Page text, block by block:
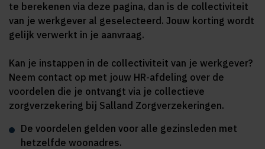
te berekenen via deze pagina, dan is de collectiviteit
van je werkgever al geselecteerd. Jouw korting wordt
gelijk verwerkt in je aanvraag.
Kan je instappen in de collectiviteit van je werkgever?
Neem contact op met jouw HR-afdeling over de
voordelen die je ontvangt via je collectieve
zorgverzekering bij Salland Zorgverzekeringen.
De voordelen gelden voor alle gezinsleden met
hetzelfde woonadres.